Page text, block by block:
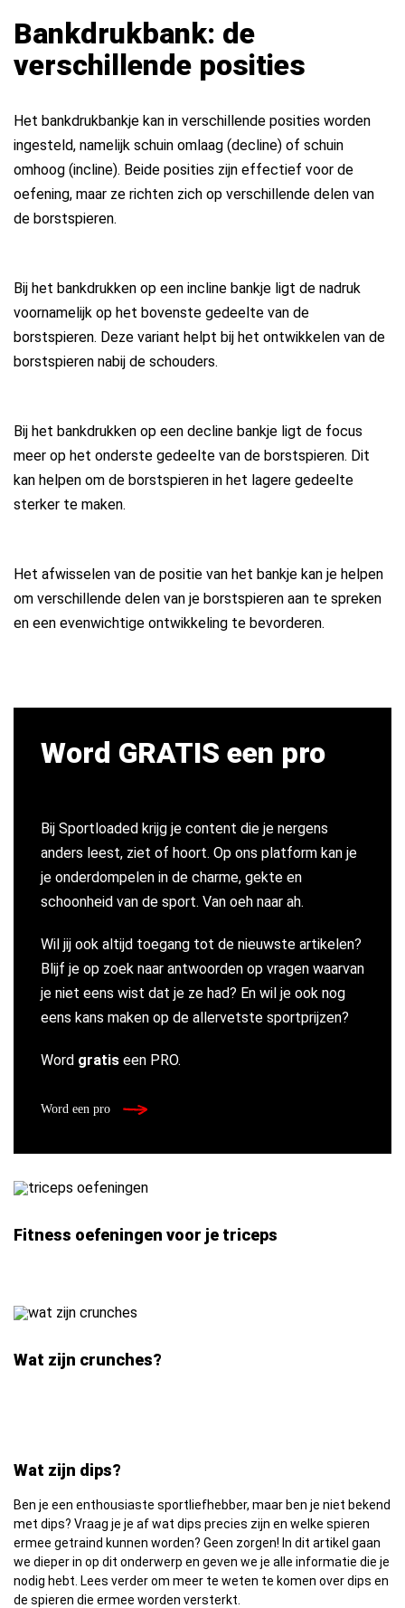
Bankdrukbank: de
verschillende posities
Het bankdrukbankje kan in verschillende posities worden
ingesteld, namelijk schuin omlaag (decline) of schuin
omhoog (incline). Beide posities zijn effectief voor de
oefening, maar ze richten zich op verschillende delen van
de borstspieren.
Bij het bankdrukken op een incline bankje ligt de nadruk
voornamelijk op het bovenste gedeelte van de
borstspieren. Deze variant helpt bij het ontwikkelen van de
borstspieren nabij de schouders.
Bij het bankdrukken op een decline bankje ligt de focus
meer op het onderste gedeelte van de borstspieren. Dit
kan helpen om de borstspieren in het lagere gedeelte
sterker te maken.
Het afwisselen van de positie van het bankje kan je helpen
om verschillende delen van je borstspieren aan te spreken
en een evenwichtige ontwikkeling te bevorderen.
Word GRATIS een pro
Bij Sportloaded krijg je content die je nergens
anders leest, ziet of hoort. Op ons platform kan je
je onderdompelen in de charme, gekte en
schoonheid van de sport. Van oeh naar ah.
Wil jij ook altijd toegang tot de nieuwste artikelen?
Blijf je op zoek naar antwoorden op vragen waarvan
je niet eens wist dat je ze had? En wil je ook nog
eens kans maken op de allervetste sportprijzen?
Word gratis een PRO.
Word een pro
Fitness oefeningen voor je triceps
Wat zijn crunches?
Wat zijn dips?
Ben je een enthousiaste sportliefhebber, maar ben je niet bekend
met dips? Vraag je je af wat dips precies zijn en welke spieren
ermee getraind kunnen worden? Geen zorgen! In dit artikel gaan
we dieper in op dit onderwerp en geven we je alle informatie die je
nodig hebt. Lees verder om meer te weten te komen over dips en
de spieren die ermee worden versterkt.